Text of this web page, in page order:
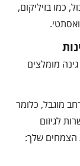
כמו בזיליקום,
ואסתטי.
מומלצים
מוגבל, כלומר
לגיזום
הצמחים שלך: